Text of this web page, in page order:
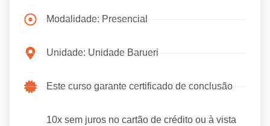
Modalidade: Presencial
Unidade: Unidade Barueri
Este curso garante certificado de conclusão
10x sem juros no cartão de crédito ou à vista